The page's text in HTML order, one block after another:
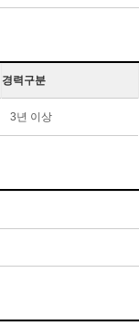
경력구분
3년 이상